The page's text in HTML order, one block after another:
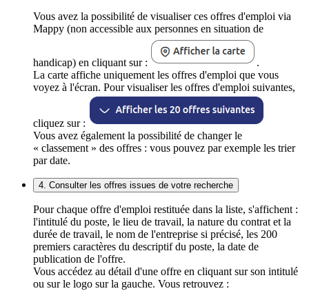
Vous avez la possibilité de visualiser ces offres d'emploi via
Mappy (non accessible aux personnes en situation de
handicap) en cliquant sur :
.
La carte affiche uniquement les offres d'emploi que vous
voyez à l'écran. Pour visualiser les offres d'emploi suivantes,
cliquez sur :
Vous avez également la possibilité de changer le
« classement » des offres : vous pouvez par exemple les trier
par date.
4. Consulter les offres issues de votre recherche
Pour chaque offre d'emploi restituée dans la liste, s'affichent :
l'intitulé du poste, le lieu de travail, la nature du contrat et la
durée de travail, le nom de l'entreprise si précisé, les 200
premiers caractères du descriptif du poste, la date de
publication de l'offre.
Vous accédez au détail d'une offre en cliquant sur son intitulé
ou sur le logo sur la gauche. Vous retrouvez :